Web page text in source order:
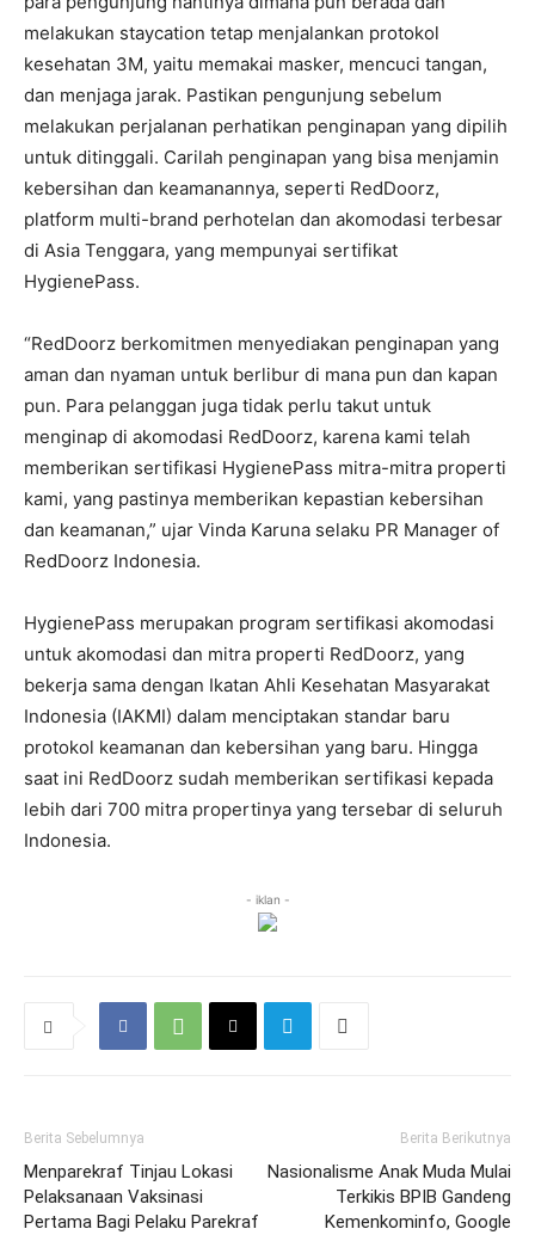
melakukan staycation tetap menjalankan protokol
kesehatan 3M, yaitu memakai masker, mencuci tangan,
dan menjaga jarak. Pastikan pengunjung sebelum
melakukan perjalanan perhatikan penginapan yang dipilih
untuk ditinggali. Carilah penginapan yang bisa menjamin
kebersihan dan keamanannya, seperti RedDoorz,
platform multi-brand perhotelan dan akomodasi terbesar
di Asia Tenggara, yang mempunyai sertifikat
HygienePass.
“RedDoorz berkomitmen menyediakan penginapan yang
aman dan nyaman untuk berlibur di mana pun dan kapan
pun. Para pelanggan juga tidak perlu takut untuk
menginap di akomodasi RedDoorz, karena kami telah
memberikan sertifikasi HygienePass mitra-mitra properti
kami, yang pastinya memberikan kepastian kebersihan
dan keamanan,” ujar Vinda Karuna selaku PR Manager of
RedDoorz Indonesia.
HygienePass merupakan program sertifikasi akomodasi
untuk akomodasi dan mitra properti RedDoorz, yang
bekerja sama dengan Ikatan Ahli Kesehatan Masyarakat
Indonesia (IAKMI) dalam menciptakan standar baru
protokol keamanan dan kebersihan yang baru. Hingga
saat ini RedDoorz sudah memberikan sertifikasi kepada
lebih dari 700 mitra propertinya yang tersebar di seluruh
Indonesia.
- iklan -
Berita Sebelumnya
Menparekraf Tinjau Lokasi
Pelaksanaan Vaksinasi
Pertama Bagi Pelaku Parekraf
Berita Berikutnya
Nasionalisme Anak Muda Mulai
Terkikis BPIB Gandeng
Kemenkominfo, Google